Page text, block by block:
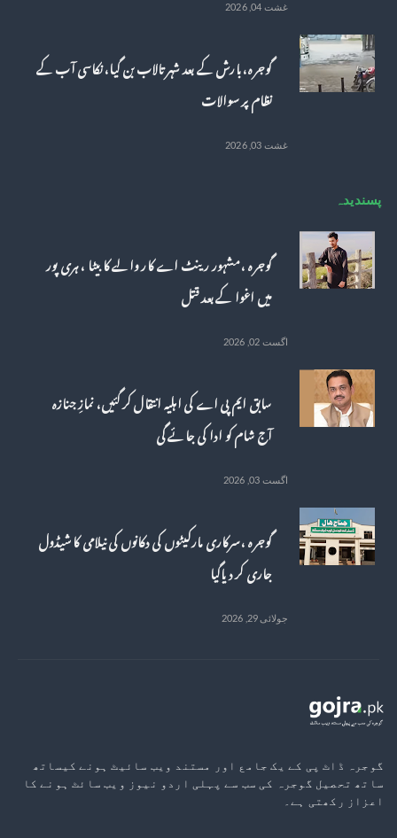
غشت 04, 2026
گوجرہ، بارش کے بعد شہر تالاب بن گیا، نکاسی آب کے
نظام پر سوالات
غشت 03, 2026
پسندیدہ
گوجرہ ، مشہور رینٹ اے کار والے کا بیٹا ، ہری پور
میں اغوا کے بعد قتل
اگست 02, 2026
سابق ایم پی اے کی اہلیہ انتقال کر گئیں، نمازِ جنازہ
آج شام کو ادا کی جائے گی
اگست 03, 2026
گوجرہ ، سرکاری مارکیٹوں کی دکانوں کی نیلامی کا شیڈول
جاری کر دیاگیا
جولائی 29, 2026
گوجرہ ڈاٹ پی کے یک جامع اور مستند ویب سائیٹ ہونے کیساتھ
ساتھ تحصیل گوجرہ کی سب سے پہلی اردو نیوز ویب سائٹ ہونے کا
اعزاز رکھتی ہے۔